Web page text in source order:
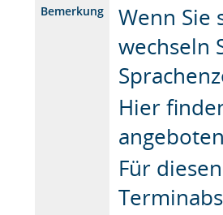
Bemerkung
Wenn Sie
wechseln
Hier
Für